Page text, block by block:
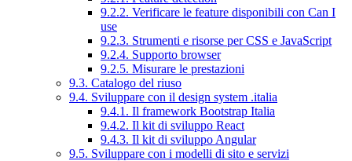
9.2.2. Verificare le feature disponibili con Can I
use
9.2.3. Strumenti e risorse per CSS e JavaScript
9.2.4. Supporto browser
9.2.5. Misurare le prestazioni
9.3. Catalogo del riuso
9.4. Sviluppare con il design system .italia
9.4.1. Il framework Bootstrap Italia
9.4.2. Il kit di sviluppo React
9.4.3. Il kit di sviluppo Angular
9.5. Sviluppare con i modelli di sito e servizi